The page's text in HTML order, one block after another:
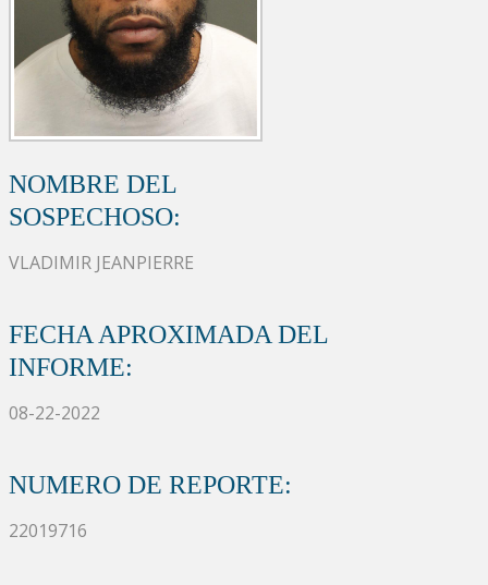
NOMBRE DEL
SOSPECHOSO:
VLADIMIR JEANPIERRE
FECHA APROXIMADA DEL
INFORME:
08-22-2022
NUMERO DE REPORTE:
22019716